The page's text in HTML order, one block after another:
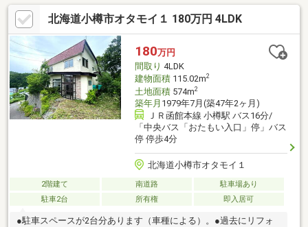
き、システムキッチン、陽当り良好、閑静な住宅地、前道６ｍ以
上、角地、始発駅、シャワー付洗面化粧台、２階建、浴室に窓、
ＴＶモニタ付インターホン、緑豊かな住宅地、全居室６畳以上、
リビング階段、周辺交通量少なめ
北海道小樽市オタモイ１ 180万円 4LDK
180万円
間取り 4LDK
建物面積115.02m2
土地面積574m2
築年月 1979年7月(築47年2ヶ月)
ＪＲ函館本線 小樽駅 バス16分/
「中央バス「おたもい入口」停」バス
停 停歩4分
北海道小樽市オタモイ１
2階建て 南道路
駐車場あり
駐車2台
所有権 即入居可
●駐車スペースが2台分あります（車種による）。●過去にリフォ